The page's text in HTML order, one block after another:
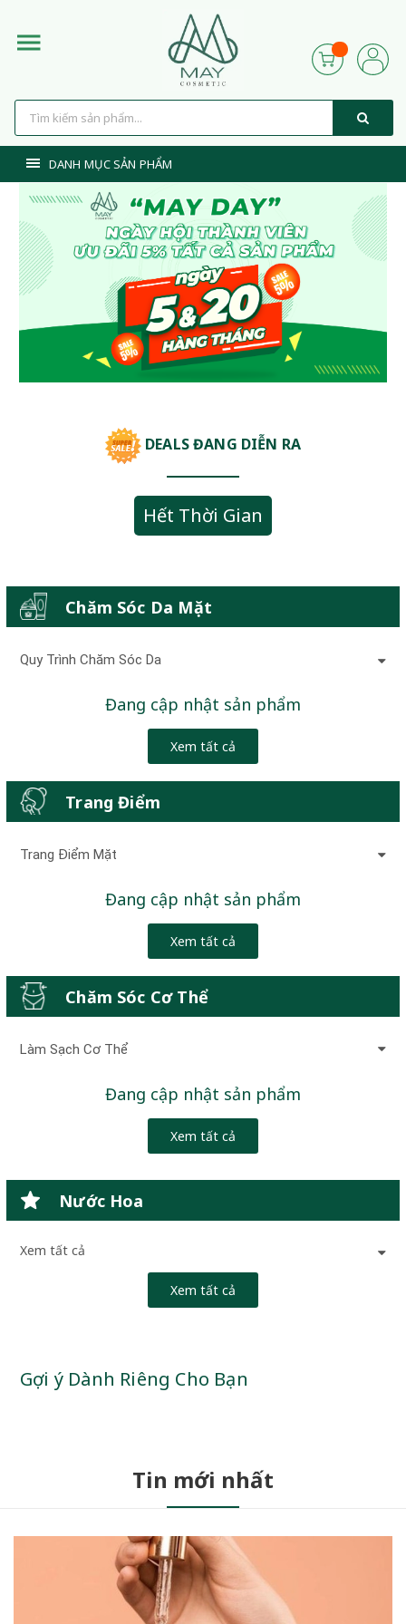
DANH MỤC SẢN PHẨM
DEALS ĐANG DIỄN RA
Hết Thời Gian
Chăm Sóc Da Mặt
Quy Trình Chăm Sóc Da
Đang cập nhật sản phẩm
Xem tất cả
Trang Điểm
Trang Điểm Mặt
Đang cập nhật sản phẩm
Xem tất cả
Chăm Sóc Cơ Thể
Làm Sạch Cơ Thể
Đang cập nhật sản phẩm
Xem tất cả
Nước Hoa
Xem tất cả
Xem tất cả
Gợi ý Dành Riêng Cho Bạn
Tin mới nhất